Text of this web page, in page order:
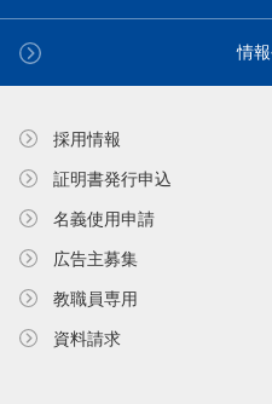
情
採用情報
証明書発⾏申込
名義使⽤申請
広告主募集
教職員専⽤
資料請求